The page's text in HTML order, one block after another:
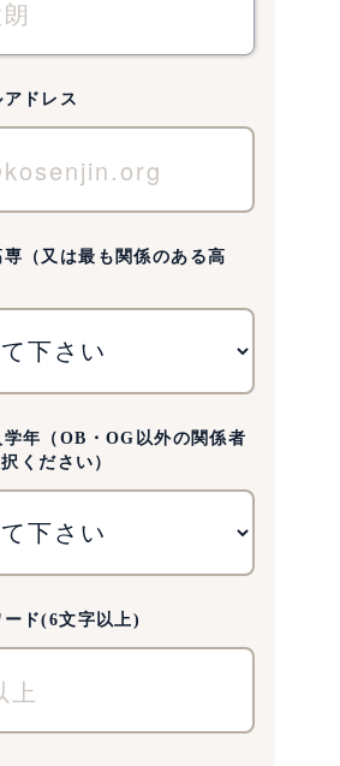
ドレス
専（又は最も関係のある高
学年（OB・OG以外の関係者
ください）
ード(6文字以上)